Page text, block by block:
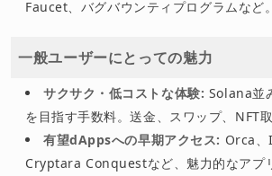
Faucet、バグバウンティプログラムなど。
一般ユーザーにとっての魅力
サクサク・低コストな体験: Solana並
を目指す手数料。送金、スワップ、NFT取
有望dAppsへの早期アクセス: Orca、
Cryptara Conquestなど、魅力的なアプ